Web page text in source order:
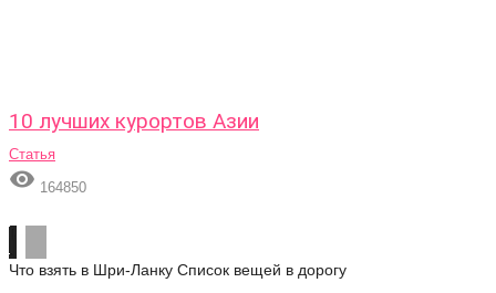
10 лучших курортов Азии
Статья
 164850
Что взять в Шри-Ланку Список вещей в дорогу